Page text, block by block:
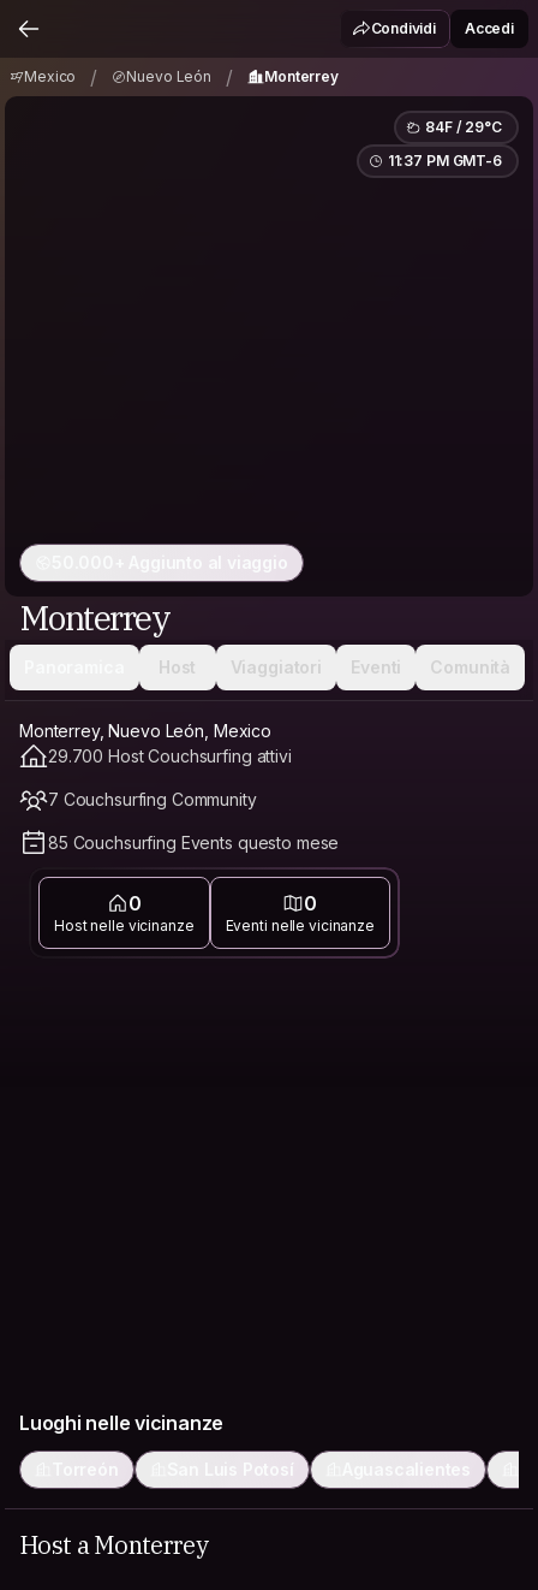
MonterreyCondividi Accedi
Mexico / Nuevo León / Monterrey
84F / 29°C
11:37 PM GMT-6
50.000+ Aggiunto al viaggio
Monterrey
Host Viaggiatori Eventi Comunità
Monterrey, Nuevo León, Mexico
29.700 Host Couchsurfing attivi
7 Couchsurfing Community
85 Couchsurfing Events questo mese
0
Host nelle vicinanze
0
Eventi nelle vicinanze
Luoghi nelle vicinanze
Torreón San Luis Potosí Aguascalientes
Host a Monterrey